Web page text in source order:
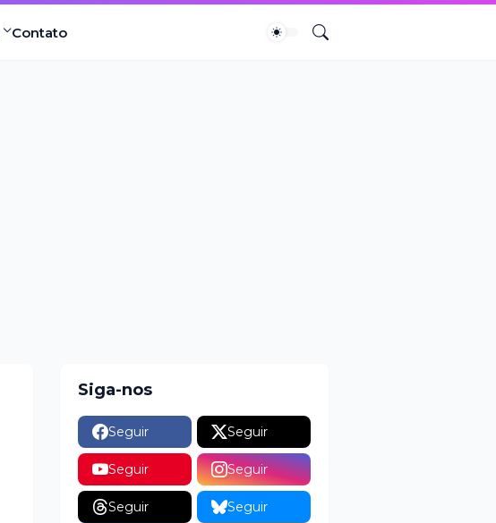
Contato
Siga-nos
Seguir Seguir
Seguir Seguir
Seguir Seguir